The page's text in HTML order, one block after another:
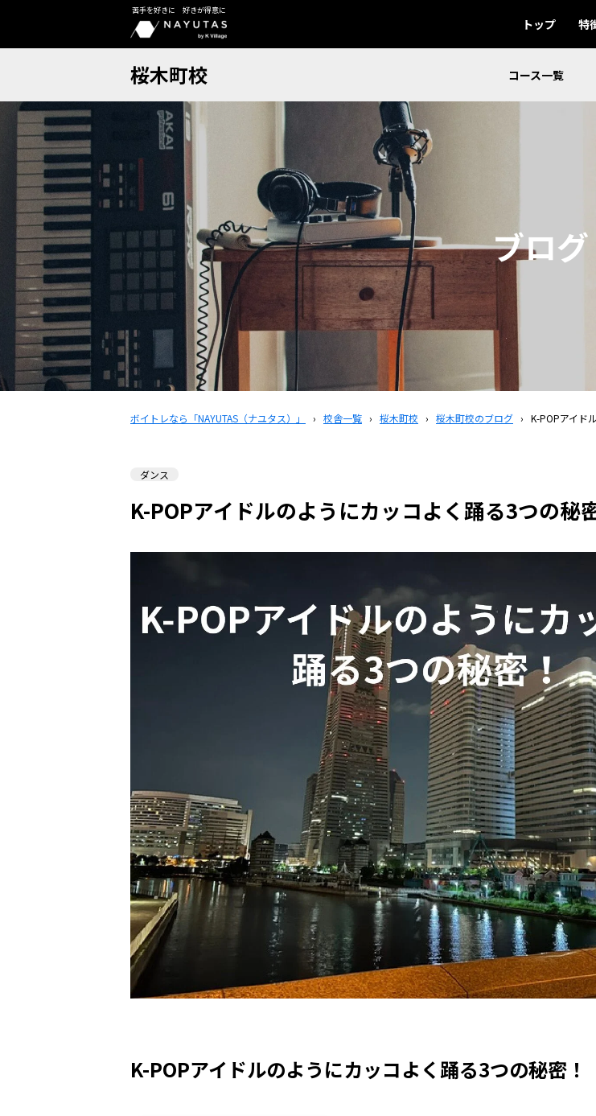
苦手を好きに 好きが得意に
トップ 特
桜木町校 コース一覧
ブログ
ボイトレなら「NAYUTAS（ナユタス）」 › 校舎一覧 › 桜木町校 › 桜木町校のブログ › K-POPアイド
ダンス
K-POPアイドルのようにカッコよく踊る3つの秘
K-POPアイドルのようにカッコよく踊る3つの秘密！